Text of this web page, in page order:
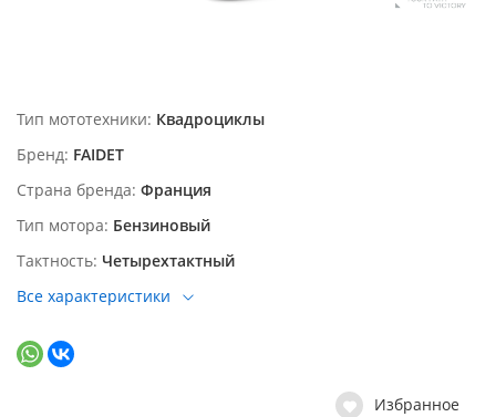
Тип мототехники Квадроциклы
Бренд FAIDET
Страна бренда Франция
Тип мотора Бензиновый
Тактность Четырехтактный
Все характеристики
Избранное